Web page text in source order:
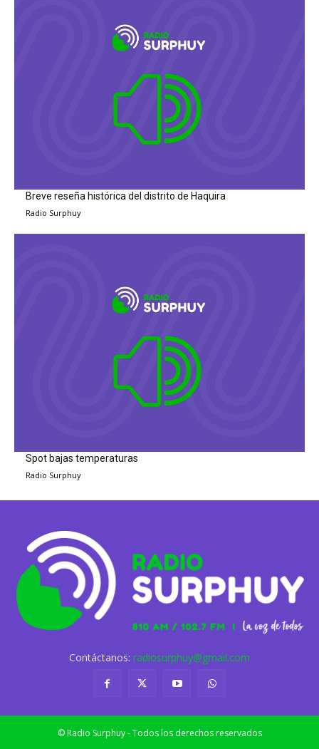
Breve reseña histórica del distrito de Haquira
Radio Surphuy
Spot bajas temperaturas
Radio Surphuy
Contáctanos: radiosurphuy@gmail.com
© Radio Surphuy - Todos los derechos reservados